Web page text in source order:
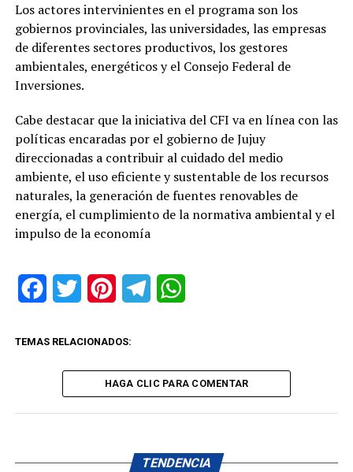
Los actores intervinientes en el programa son los
gobiernos provinciales, las universidades, las empresas
de diferentes sectores productivos, los gestores
ambientales, energéticos y el Consejo Federal de
Inversiones.
Cabe destacar que la iniciativa del CFI va en línea con las
políticas encaradas por el gobierno de Jujuy
direccionadas a contribuir al cuidado del medio
ambiente, el uso eficiente y sustentable de los recursos
naturales, la generación de fuentes renovables de
energía, el cumplimiento de la normativa ambiental y el
impulso de la economía
FacebookTwitter PinterestTelegram
TEMAS RELACIONADOS:
HAGA CLIC PARA COMENTAR
TENDENCIA